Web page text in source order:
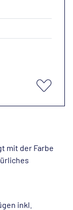
mit der Farbe
inkl.